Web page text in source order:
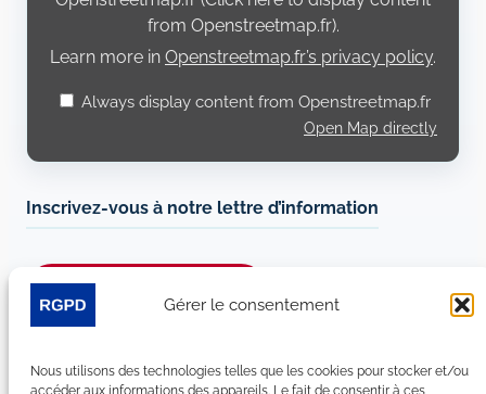
Gérer le consentement
Nous utilisons des technologies telles que les cookies pour stocker et/ou
accéder aux informations des appareils. Le fait de consentir à ces
from Openstreetmap.fr).
Learn more in Openstreetmap.fr’s privacy policy.
Always display content from Openstreetmap.fr
Open Map directly
Inscrivez-vous à notre lettre d’information
Je m’abonne à la newsletter